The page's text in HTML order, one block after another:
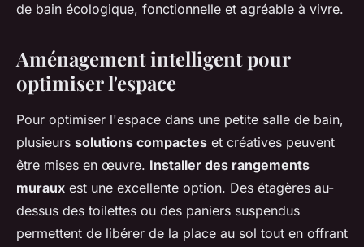
de bain écologique, fonctionnelle et agréable à vivre.
Aménagement intelligent pour
optimiser l'espace
Pour optimiser l'espace dans une petite salle de bain,
plusieurs solutions compactes et créatives peuvent
être mises en œuvre. Installer des rangements
muraux est une excellente option. Des étagères au-
dessus des toilettes ou des paniers suspendus
permettent de libérer de la place au sol tout en offrant